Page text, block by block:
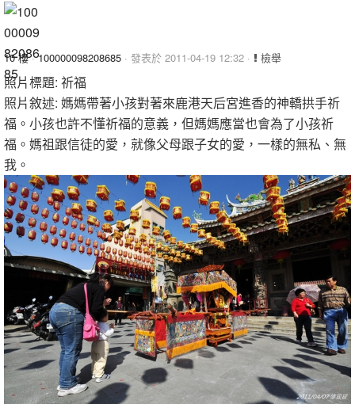
10 樓·100000098208685 · 發表於 2011-04-19 12:32 · 檢舉
照片標題: 祈福
照片敘述: 媽媽帶著小孩對著來鹿港天后宮進香的神轎拱手祈
福。小孩也許不懂祈福的意義，但媽媽應當也會為了小孩祈
福。媽祖跟信徒的愛，就像父母跟子女的愛，一樣的無私、無
我。